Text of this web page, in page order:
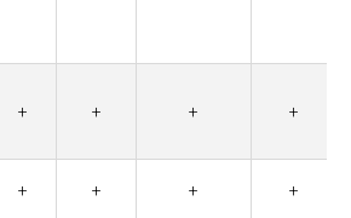
+ + + +
+ + + +